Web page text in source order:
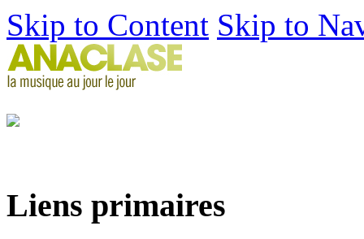
Skip to Content Skip to
Liens primaires